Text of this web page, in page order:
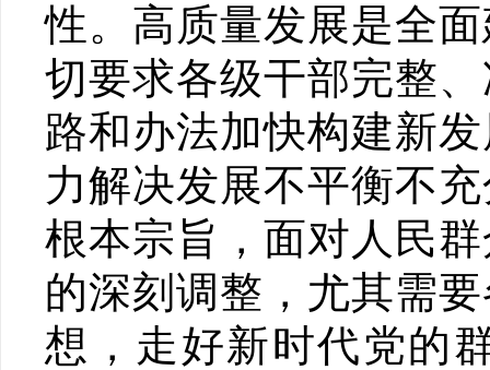
性。高质量发展是全
切要求各级干部完整
路和办法加快构建新
力解决发展不平衡不
根本宗旨，面对人民
的深刻调整，尤其需
想，走好新时代党的